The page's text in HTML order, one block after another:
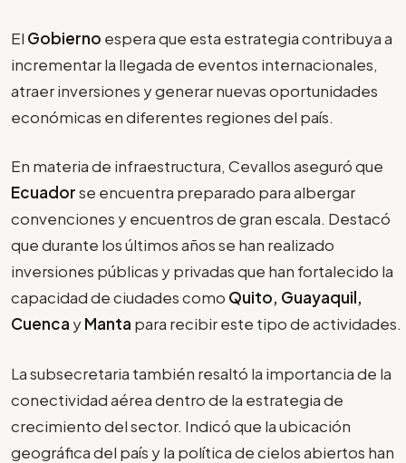
El Gobierno espera que esta estrategia contribuya a
incrementar la llegada de eventos internacionales,
atraer inversiones y generar nuevas oportunidades
económicas en diferentes regiones del país.
En materia de infraestructura, Cevallos aseguró que
Ecuadorse encuentra preparado para albergar
convenciones y encuentros de gran escala. Destacó
que durante los últimos años se han realizado
inversiones públicas y privadas que han fortalecido la
capacidad de ciudades como Quito, Guayaquil,
Cuenca yManta para recibir este tipo de actividades.
La subsecretaria también resaltó la importancia de la
conectividad aérea dentro de la estrategia de
crecimiento del sector. Indicó que la ubicación
geográfica del país y la política de cielos abiertos han